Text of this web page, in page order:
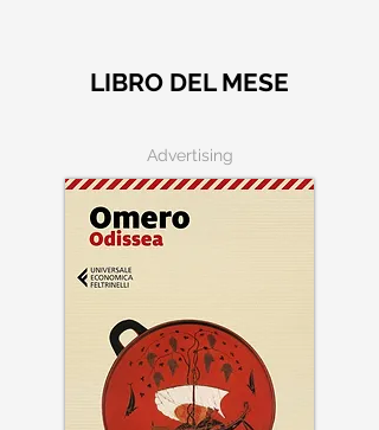
LIBRO DEL MESE
Advertising